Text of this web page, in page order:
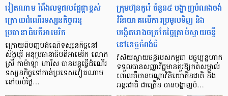
វៀតណាម រំពឹងលទ្ធផលផ្លែផ្កាខ្ពស់
ក្រោយដំណើរទស្សនកិច្ចអនុ
ប្រធានាធិបតីអាមេរិក
ក្រោយពីបញ្ចប់ដំណើទស្សនកិច្ចនៅ
សិង្ហបុរី អនុប្រធានាធិបតីអាមេរិក លោក
ស្រី កាម៉ាឡា ហារីស បានបន្ដធ្វើដំណើរ
ទស្សនកិច្ចទៅកាន់ប្រទេសវៀតណាម
នៅយប់ថ្ងៃ…
ក្រុមហ៊ុនកូរ៉េ ចំនួន៥ បង្ហាញបំណងចង់
វិនិយោគលើការប្រមូលទិញ និង
បង្កើតរោងចក្រកែច្នៃគ្រាប់ស្វាយចន្ទី
នៅខេត្តកំពង់ធំ
វិស័យស្វាយចន្ទីរបស់កម្ពុជា បច្ចុប្បន្នហាក់
ទទួលបានសញ្ញាវិជ្ជមានគួរឱ្យកត់សម្គាល់
ពោលគឺមានបណ្តាវិនិយោគិនជាតិ និង
អន្តរជាតិ ជាច្រើន បានបង្ហាញបំ…